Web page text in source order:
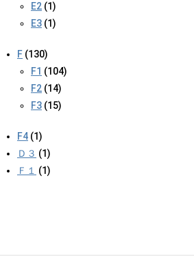
E2 (1)
E3 (1)
F (130)
F1 (104)
F2 (14)
F3 (15)
F4 (1)
Ｄ３ (1)
Ｆ１
(1)